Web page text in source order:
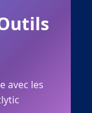
avec les